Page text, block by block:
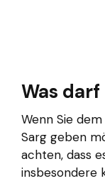
Was
Wenn Sie
Sarg geben
achten, dass
insbesondere